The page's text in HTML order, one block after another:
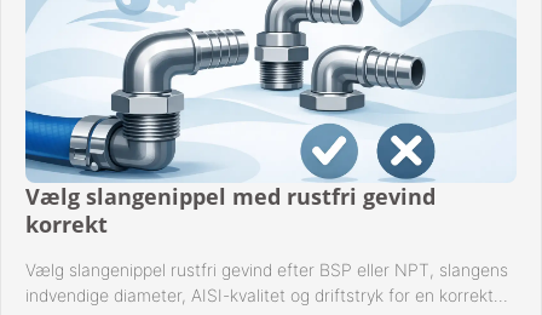
Vælg slangenippel med rustfri gevind
korrekt
Vælg slangenippel rustfri gevind efter BSP eller NPT, slangens
indvendige diameter, AISI-kvalitet og driftstryk for en korrekt